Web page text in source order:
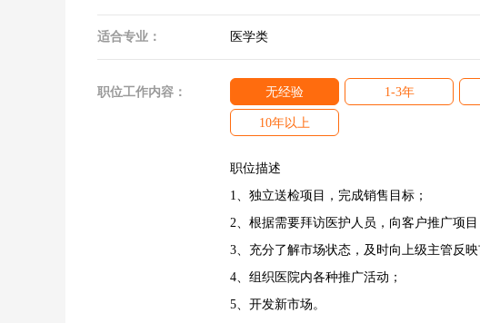
适合专业： 医学类
职位工作内容： 无经验 1-3年
10年以上
职位描述
1、独立送检项目，完成销售目标；
2、根据需要拜访医护人员，向客户推广项目
3、充分了解市场状态，及时向上级主管反
4、组织医院内各种推广活动；
5、开发新市场。